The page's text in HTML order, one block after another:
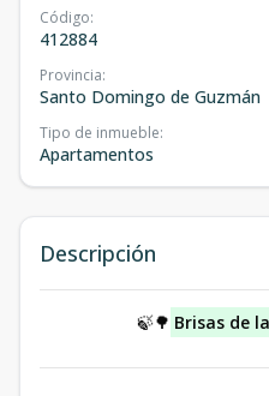
Código:
412884
Provincia:
Santo Domingo de Guzmán
Tipo de inmueble:
Apartamentos
Descripción
🍃🌳 Brisas de